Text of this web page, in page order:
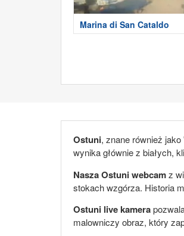
Marina di San Cataldo
Ostuni, znane również
wynika głównie z białych,
Nasza Ostuni webcamz
stokach wzgórza. Historia
Ostuni live kamera
malowniczy obraz, który